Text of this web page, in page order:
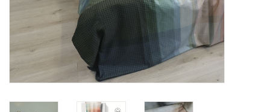
Tisch & Küche
Gutscheine